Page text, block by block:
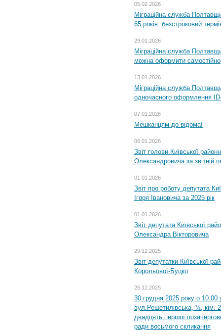
05.02.2026
Міграційна служба
65 років: безстроковий
29.01.2026
Міграційна служба
можна оформити самостійно
13.01.2026
Міграційна служба
одночасного оформлення
07.01.2026
Мешканцям до відома!
06.01.2026
Звіт голови Київської
Олександровича за звітній
01.01.2026
Звіт про роботу депутата
Ігоря Івановича за 2025 рік
01.01.2026
Звіт депутата Київської
Олександра Вікторовича
29.12.2025
Звіт депутатки Київської
Корольової-Буцко
26.12.2025
30 грудня 2025 року о 10.00
вул.Решетилівська, ½, кім.
двадцять першої
ради восьмого скликання